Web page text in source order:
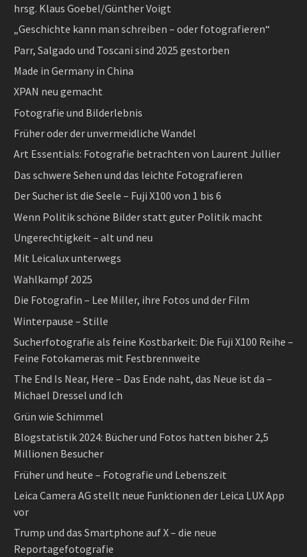
hrsg. Klaus Goebel/Günther Voigt
„Geschichte kann man schreiben – oder fotografieren“
Parr, Salgado und Toscani sind 2025 gestorben
Made in Germany in China
XPAN neu gemacht
Fotografie und Bilderlebnis
Früher oder der unvermeidliche Wandel
Art Essentials: Fotografie betrachten von Laurent Jullier
Das schwere Sehen und das leichte Fotografieren
Der Sucher ist die Seele – Fuji X100 von 1 bis 6
Wenn Politik schöne Bilder statt guter Politik macht
Ungerechtigkeit – alt und neu
Mit Leicalux unterwegs
Wahlkampf 2025
Die Fotografin – Lee Miller, ihre Fotos und der Film
Winterpause – Stille
Sucherfotografie als feine Kostbarkeit: Die Fuji X100 Reihe –
Feine Fotokameras mit Festbrennweite
The End Is Near, Here – Das Ende naht, das Neue ist da –
Michael Dressel und Ich
Grün wie Schimmel
Blogstatistik 2024: Bücher und Fotos hatten bisher 2,5
Millionen Besucher
Früher und heute – Fotografie und Lebenszeit
Leica Camera AG stellt neue Funktionen der Leica LUX App
vor
Trump und das Smartphone auf X – die neue
Reportagefotografie